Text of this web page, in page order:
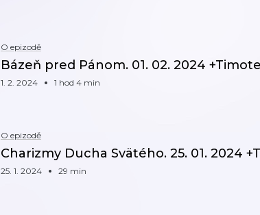
O epizodě
Bázeň pred Pánom. 01. 02. 2024
1. 2. 2024 1 hod 4 min
O epizodě
Charizmy Ducha Svätého. 25. 01. 2024
25. 1. 2024 29 min